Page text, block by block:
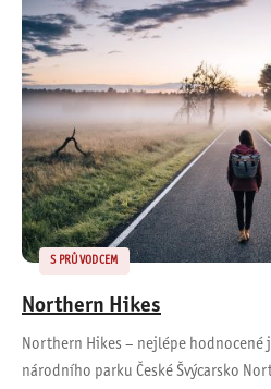
S PRŮVODCEM
Northern Hikes
Northern Hikes – nejlépe hodnocené
národního parku České Švýcarsko